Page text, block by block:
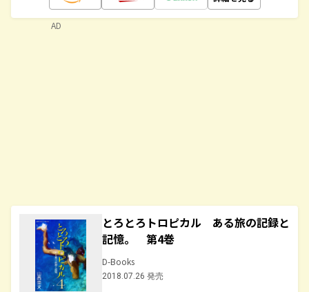
とろとろトロピカル ある旅の記録と
記憶。 第4巻
D-Books
2018.07.26 発売
AD